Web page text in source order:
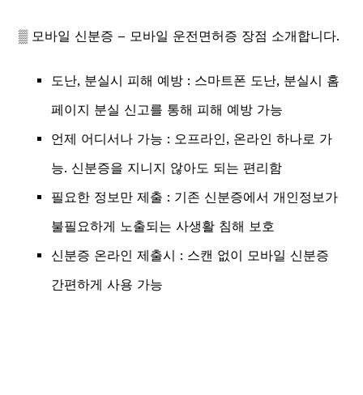
▒ 모바일 신분증 – 모바일 운전면허증 장점 소개합니다.
도난, 분실시 피해 예방 : 스마트폰 도난, 분실시 홈
페이지 분실 신고를 통해 피해 예방 가능
언제 어디서나 가능 : 오프라인, 온라인 하나로 가
능. 신분증을 지니지 않아도 되는 편리함
필요한 정보만 제출 : 기존 신분증에서 개인정보가
불필요하게 노출되는 사생활 침해 보호
신분증 온라인 제출시 : 스캔 없이 모바일 신분증
간편하게 사용 가능